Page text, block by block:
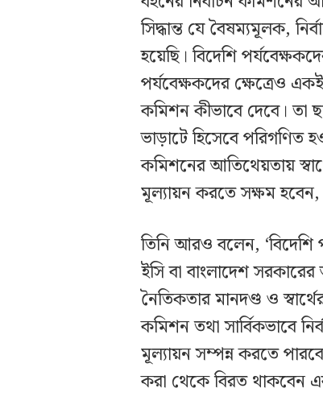
সিদ্ধান্ত যে বৈষম্যমূলক,
হয়েছি। বিদেশি
পর্যবেক্ষকদের ক্ষেত্রেও
কমিশন কীভাবে দেবে। তা
ভাড়াটে হিসেবে পরিগণিত
কমিশনের আতিথেয়তায়
মূল্যায়ন করতে সক্ষম হবেন,
তিনি আরও বলেন, ‘বিদেশি
ইসি বা বাংলাদেশ
নৈতিকতার মানদণ্ড ও
কমিশন তথা সার্বিকভাবে
মূল্যায়ন সম্পন্ন করতে
করা থেকে বিরত থাকবেন